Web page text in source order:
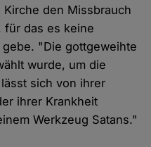
den Missbrauch
für das es keine
"Die gottgeweihte
wurde, um die
sich von ihrer
ihrer Krankheit
Werkzeug Satans."